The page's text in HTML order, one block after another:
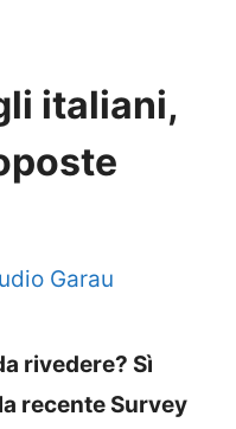
italiani,
Garau
rivedere? Sì
recente Survey